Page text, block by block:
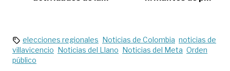
elecciones regionales Noticias de Colombia noticias de
villavicencio Noticias del Llano Noticias del Meta Orden
público